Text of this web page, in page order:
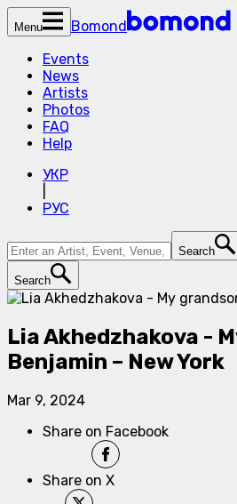
Menu
Bomond
Events
News
Artists
Photos
FAQ
Help
УКР
РУС
Search
Search
Lia Akhedzhakova -
Benjamin – New York
Mar 9, 2024
Share on Facebook
Share on X